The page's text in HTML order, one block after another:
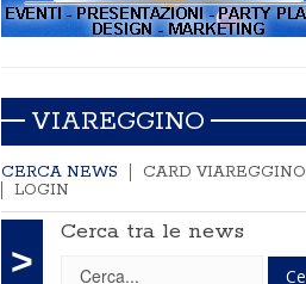
VIAREGGINO
CERCA NEWS
CARD VIAREGGINO
LOGIN
>
Cerca tra le news